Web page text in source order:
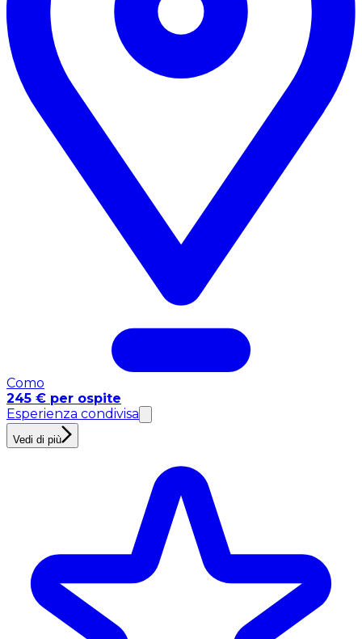
Como
245 € per ospite
Esperienza condivisa
Vedi di più